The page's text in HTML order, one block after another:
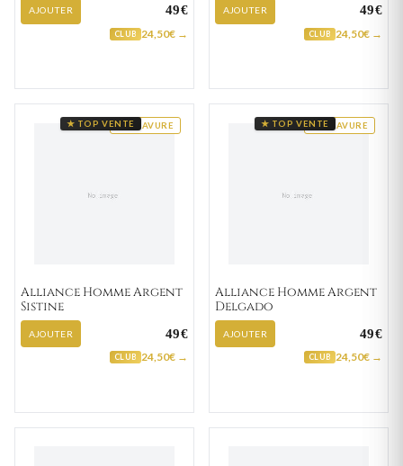
AJOUTER 49€
CLUB 24,50€ →
AJOUTER 49€
CLUB 24,50€ →
GRAVURE
★ TOP VENTE
Alliance Homme Argent
Sistine
AJOUTER 49€
CLUB 24,50€ →
GRAVURE
★ TOP VENTE
Alliance Homme Argent
Delgado
AJOUTER 49€
CLUB 24,50€ →